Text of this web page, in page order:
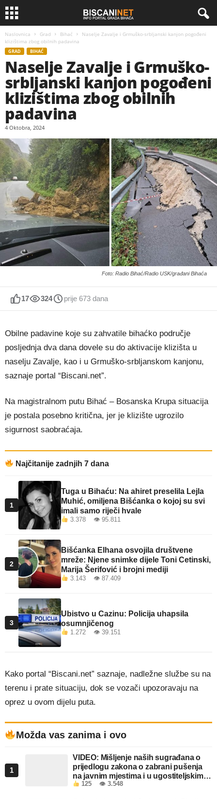
Naslovnica Grad Bihać
Naselje Zavalje i Grmuško-srbljanski kanjon pogođeni
klizištima zbog obilnih padavina
GRAD BIHAĆ
Naselje Zavalje i Grmuško-
srbljanski kanjon pogođeni
klizištima zbog obilnih
padavina
4 Oktobra, 2024
Foto: Radio Bihać/Radio USK/građani Bihaća
17 324 prije 673 dana
Obilne padavine koje su zahvatile bihaćko područje
posljednja dva dana dovele su do aktivacije klizišta u
naselju Zavalje, kao i u Grmuško-srbljanskom kanjonu,
saznaje portal “Biscani.net”.
Na magistralnom putu Bihać – Bosanska Krupa situacija
je postala posebno kritična, jer je klizište ugrozilo
sigurnost saobraćaja.
Najčitanije zadnjih 7 dana
1
Tuga u Bihaću: Na ahiret preselila Lejla
Muhić, omiljena Bišćanka o kojoj su svi
imali samo riječi hvale
3.378 👁 95.811
2
Bišćanka Elhana osvojila društvene
mreže: Njene snimke dijele Toni Cetinski,
Marija Šerifović i brojni mediji
3.143 👁 87.409
3
Ubistvo u Cazinu: Policija uhapsila
osumnjičenog
1.272 👁 39.151
Kako portal “Biscani.net” saznaje, nadležne službe su na
terenu i prate situaciju, dok se vozači upozoravaju na
oprez u ovom dijelu puta.
Možda vas zanima i ovo
1
VIDEO: Mišljenje naših sugrađana o
prijedlogu zakona o zabrani pušenja
na javnim mjestima i u ugostiteljskim
objektima u FBiH
125 👁 3.548